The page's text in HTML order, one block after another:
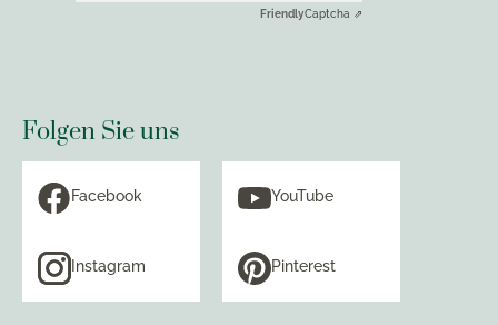
FriendlyCaptcha ⇗
Folgen Sie uns
Facebook YouTube
Instagram Pinterest